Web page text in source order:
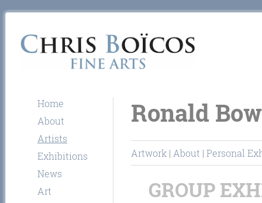
Ronald
Artwork | About | Personal
GROUP
Home
About
Artists
Exhibitions
News
Art